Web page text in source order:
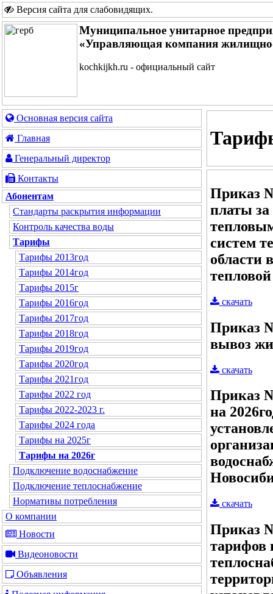
Версия сайта для слабовидящих.
Муниципальное унитарное
«Управляющая компания
kochkijkh.ru - официальный сайт
Основная версия сайта
Главная
Генеральный директор
Контакты
Абонентам
Стандарты раскрытия информации
Контроль качества воды
Тарифы
Тарифы 2013год
Тарифы 2014год
Тарифы 2015г
Тарифы 2016год
Тарифы 2017год
Тарифы 2018год
Тарифы 2019год
Тарифы 2020год
Тарифы 2021год
Тарифы 2022 год
Тарифы 2022-2023 г.
Тарифы 2024 года
Тарифы на 2025г
Тарифы на 2026г
Подключение водоснабжение
Подключение теплоснабжение
Нормативы потребления
О компании
Новости
Видеоновости
Объявления
Приказ
платы за
систем
области
скачать
Приказ
вывоз
скачать
Приказ
на
скачать
Приказ
тарифов